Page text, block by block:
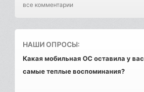
все комментарии
НАШИ ОПРОСЫ:
Какая мобильная ОС оставила у вас
самые теплые воспоминания?